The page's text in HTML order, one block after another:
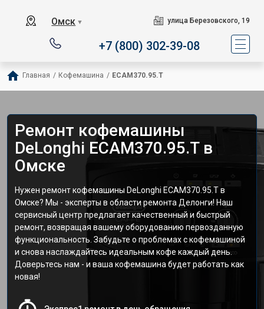
Омск ▼ улица Березовского, 19
+7 (800) 302-39-08
Главная / Кофемашина / ECAM370.95.T
Ремонт кофемашины
DeLonghi ECAM370.95.T в
Омске
Нужен ремонт кофемашины DeLonghi ECAM370.95.T в
Омске? Мы - эксперты в области ремонта Делонги! Наш
сервисный центр предлагает качественный и быстрый
ремонт, возвращая вашему оборудованию первозданную
функциональность. Забудьте о проблемах с кофемашиной
и снова наслаждайтесь идеальным кофе каждый день.
Доверьтесь нам - и ваша кофемашина будет работать как
новая!